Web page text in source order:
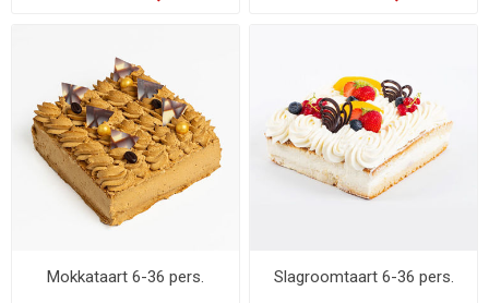
Mokkataart 6-36 pers. Slagroomtaart 6-36 pers.